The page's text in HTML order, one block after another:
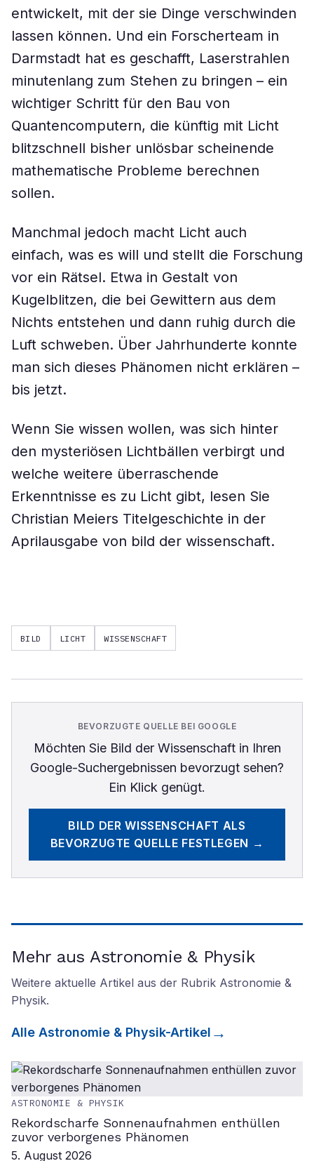
entwickelt, mit der sie Dinge verschwinden
lassen können. Und ein Forscherteam in
Darmstadt hat es geschafft, Laserstrahlen
minutenlang zum Stehen zu bringen – ein
wichtiger Schritt für den Bau von
Quantencomputern, die künftig mit Licht
blitzschnell bisher unlösbar scheinende
mathematische Probleme berechnen
sollen.
Manchmal jedoch macht Licht auch
einfach, was es will und stellt die Forschung
vor ein Rätsel. Etwa in Gestalt von
Kugelblitzen, die bei Gewittern aus dem
Nichts entstehen und dann ruhig durch die
Luft schweben. Über Jahrhunderte konnte
man sich dieses Phänomen nicht erklären –
bis jetzt.
Wenn Sie wissen wollen, was sich hinter
den mysteriösen Lichtbällen verbirgt und
welche weitere überraschende
Erkenntnisse es zu Licht gibt, lesen Sie
Christian Meiers Titelgeschichte in der
Aprilausgabe von bild der wissenschaft.
BILD LICHT WISSENSCHAFT
BEVORZUGTE QUELLE BEI GOOGLE
Möchten Sie Bild der Wissenschaftin Ihren
Google-Suchergebnissen bevorzugt sehen?
Ein Klick genügt.
BILD DER WISSENSCHAFT ALS
BEVORZUGTE QUELLE FESTLEGEN →
Mehr aus Astronomie & Physik
Weitere aktuelle Artikel aus der Rubrik Astronomie &
Physik.
Alle Astronomie & Physik-Artikel
ASTRONOMIE & PHYSIK
Rekordscharfe Sonnenaufnahmen enthüllen
zuvor verborgenes Phänomen
5. August 2026